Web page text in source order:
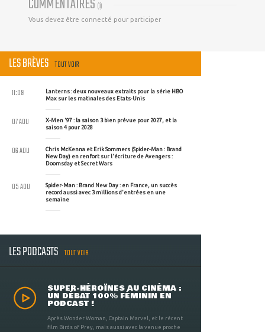
COMMENTAIRES (0)
Vous devez être connecté pour participer
LES BRÈVES TOUT VOIR
Lanterns : deux nouveaux extraits pour la série HBO
Max sur les matinales des Etats-Unis
11:09
X-Men '97 : la saison 3 bien prévue pour 2027, et la
saison 4 pour 2028
07 AOU
Chris McKenna et Erik Sommers (Spider-Man : Brand
New Day) en renfort sur l'écriture de Avengers :
Doomsday et Secret Wars
06 AOU
Spider-Man : Brand New Day : en France, un succès
record aussi avec 3 millions d'entrées en une
semaine
05 AOU
LES PODCASTS TOUT VOIR
SUPER-HÉROÏNES AU CINÉMA :
UN DÉBAT 100% FÉMININ EN
PODCAST !
Après Wonder Woman, Captain Marvel, et le récent
film Birds of Prey, mais aussi avec la venue proche